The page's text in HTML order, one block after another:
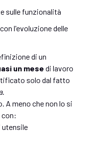
sulle funzionalità
l'evoluzione delle
di un
un mese di lavoro
solo dal fatto
.
A meno che non lo si
con:
utensile